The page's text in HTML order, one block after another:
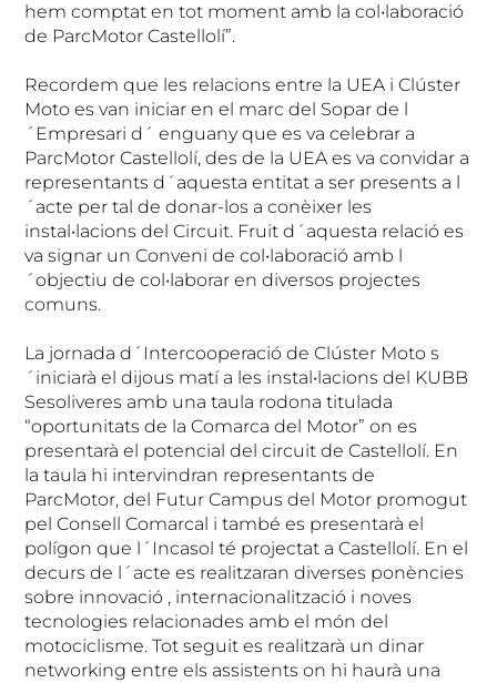
hem comptat en tot moment amb la col•laboració
de ParcMotor Castellolí”.
Recordem que les relacions entre la UEA i Clúster
Moto es van iniciar en el marc del Sopar de l
´Empresari d´ enguany que es va celebrar a
ParcMotor Castellolí, des de la UEA es va convidar a
representants d´aquesta entitat a ser presents a l
´acte per tal de donar-los a conèixer les
instal•lacions del Circuit. Fruit d´aquesta relació es
va signar un Conveni de col•laboració amb l
´objectiu de col•laborar en diversos projectes
comuns.
La jornada d´Intercooperació de Clúster Moto s
´iniciarà el dijous matí a les instal•lacions del KUBB
Sesoliveres amb una taula rodona titulada
“oportunitats de la Comarca del Motor” on es
presentarà el potencial del circuit de Castellolí. En
la taula hi intervindran representants de
ParcMotor, del Futur Campus del Motor promogut
pel Consell Comarcal i també es presentarà el
polígon que l´Incasol té projectat a Castellolí. En el
decurs de l´acte es realitzaran diverses ponències
sobre innovació , internacionalització i noves
tecnologies relacionades amb el món del
motociclisme. Tot seguit es realitzarà un dinar
networking entre els assistents on hi haurà una